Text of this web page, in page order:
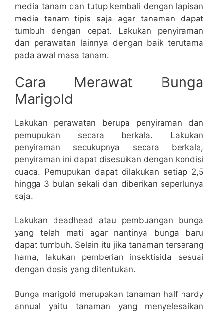
media tanam dan tutup kembali dengan lapisan
media tanam tipis saja agar tanaman dapat
tumbuh dengan cepat. Lakukan penyiraman
dan perawatan lainnya dengan baik terutama
pada awal masa tanam.
Cara Merawat Bunga
Marigold
Lakukan perawatan berupa penyiraman dan
pemupukan secara berkala. Lakukan
penyiraman secukupnya secara berkala,
penyiraman ini dapat disesuikan dengan kondisi
cuaca. Pemupukan dapat dilakukan setiap 2,5
hingga 3 bulan sekali dan diberikan seperlunya
saja.
Lakukan deadhead atau pembuangan bunga
yang telah mati agar nantinya bunga baru
dapat tumbuh. Selain itu jika tanaman terserang
hama, lakukan pemberian insektisida sesuai
dengan dosis yang ditentukan.
Bunga marigold merupakan tanaman half hardy
annual yaitu tanaman yang menyelesaikan